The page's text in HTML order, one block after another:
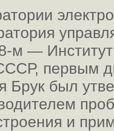
м —
первым
Брук был
и